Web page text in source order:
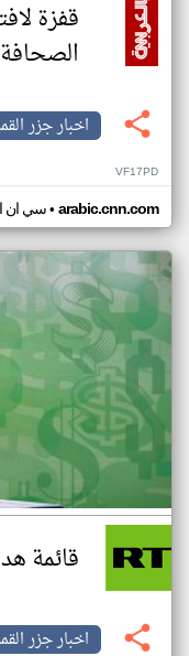
قفزة
اخبار جزر
VF17PD
سي ان• arabic.cnn.com
قائمة
اخبار جزر